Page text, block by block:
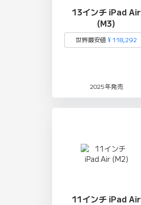
13インチ iPad Air
(M3)
世界最安値 ¥ 118,292
2025年発売
11インチ iPad Air